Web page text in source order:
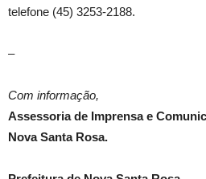
telefone (45) 3253-2188.
–
Com informação,
Assessoria de Imprensa e
Nova Santa Rosa.